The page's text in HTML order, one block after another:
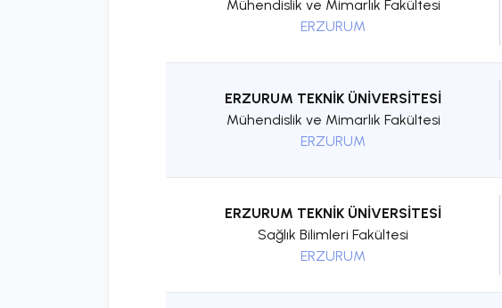
Mühendislik ve Mimarlık Fakültesi
ERZURUM
ERZURUM TEKNİK ÜNİVERSİTESİ
Mühendislik ve Mimarlık Fakültesi
ERZURUM
ERZURUM TEKNİK ÜNİVERSİTESİ
Sağlık Bilimleri Fakültesi
ERZURUM